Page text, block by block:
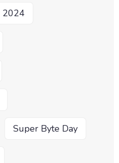
2024
Super Byte Day